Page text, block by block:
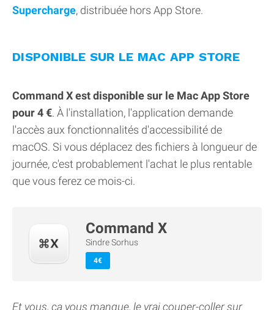
Supercharge, distribuée hors App Store.
DISPONIBLE SUR LE MAC APP STORE
Command X est disponible sur le Mac App Store
pour 4 €. À l'installation, l'application demande
l'accès aux fonctionnalités d'accessibilité de
macOS. Si vous déplacez des fichiers à longueur de
journée, c'est probablement l'achat le plus rentable
que vous ferez ce mois-ci.
Command X
Sindre Sorhus
4€
Et vous, ça vous manque, le vrai couper-coller sur